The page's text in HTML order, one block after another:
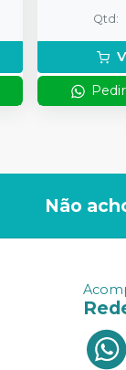
Qtd :
Não